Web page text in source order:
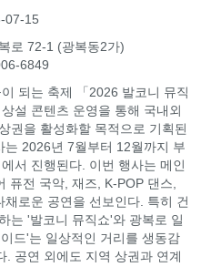
07-15
로 72-1 (광복동2가)
6849
되는 축제 「2026 발코니 뮤직
설 콘텐츠 운영을 통해 국내외
권을 활성화할 목적으로 기획된
2026년 7월부터 12월까지 부
서 진행된다. 이번 행사는 메인
퓨전 국악, 재즈, K-POP 댄스,
로운 공연을 선보인다. 특히 건
는 '발코니 뮤직쇼'와 광복로 일
드'는 일상적인 거리를 생동감
. 공연 외에도 지역 상권과 연계